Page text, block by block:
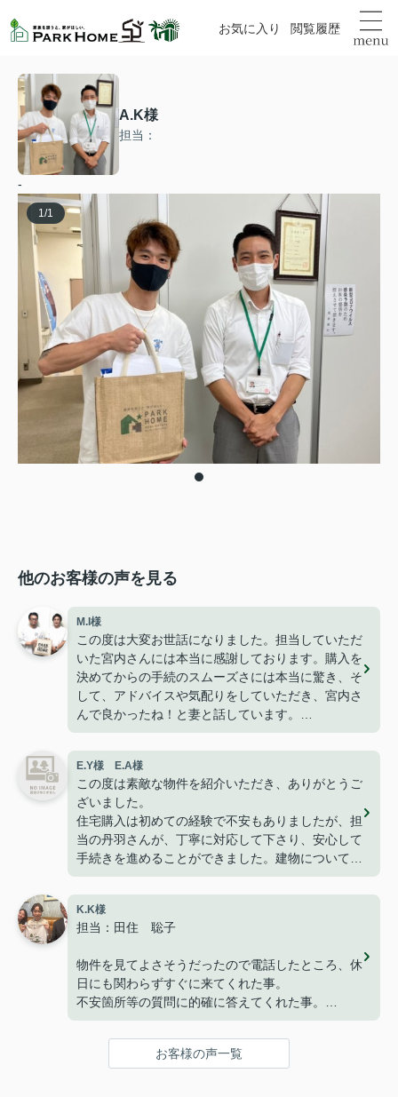
お気に入り 閲覧履歴
A.K様
担当：
-
1/1
他のお客様の声を見る
M.I様
この度は大変お世話になりました。担当していただ
いた宮内さんには本当に感謝しております。購入を
決めてからの手続のスムーズさには本当に驚き、そ
して、アドバイスや気配りをしていただき、宮内さ
んで良かったね！と妻と話しています。
今は無事に引越しも終わり、快適に過ごせて楽しく
暮らせております。
こうして、なにもトラブルや問題も無くここまで家
探しが出来た事はパークホームさんのおかげだと思
っております。
ありがとうございました。
E.Y様 E.A様
この度は素敵な物件を紹介いただき、ありがとうご
ざいました。
住宅購入は初めての経験で不安もありましたが、担
当の丹羽さんが、丁寧に対応して下さり、安心して
手続きを進めることができました。建物についても
満足しており、家族で新しい生活を始めることを楽
しみにしています。
改めて、ありがとうございました。
K.K様
担当：田住 聡子
物件を見てよさそうだったので電話したところ、休
日にも関わらずすぐに来てくれた事。
不安箇所等の質問に的確に答えてくれた事。
仮契約の電子承認につまづいたが、代替手段で進め
てくれた事。
いずれも迅速な対応で助かりました。
お客様の声一覧